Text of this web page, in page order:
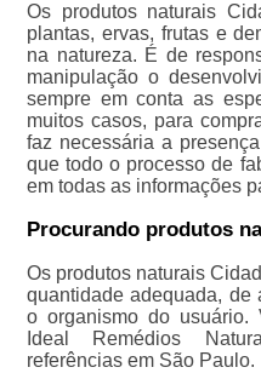
Os produtos naturais
plantas, ervas, frutas e
na natureza. É de
manipulação o
sempre em conta as
muitos casos, para
faz necessária a
que todo o processo de
em todas as informações
Procurando produtos
Os produtos naturais
quantidade adequada, de
o organismo do usuário.
Ideal Remédios
referências em São Paulo.